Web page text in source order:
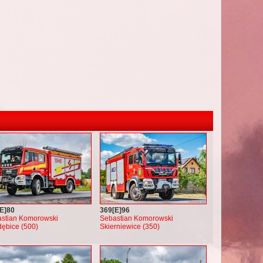
Komorowski
(500)
369[E]96
Sebastian Komorowski
Skierniewice (350)